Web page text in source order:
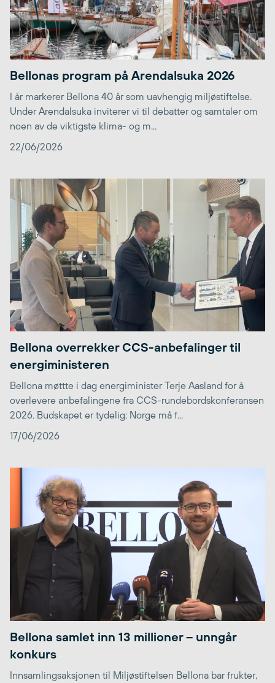
Bellonas program på Arendalsuka 2026
I år markerer Bellona 40 år som uavhengig miljøstiftelse.
Under Arendalsuka inviterer vi til debatter og samtaler om
noen av de viktigste klima- og m...
22/06/2026
Bellona overrekker CCS-anbefalinger til
energiministeren
Bellona møttte i dag energiminister Terje Aasland for å
overlevere anbefalingene fra CCS-rundebordskonferansen
2026. Budskapet er tydelig: Norge må f...
17/06/2026
Bellona samlet inn 13 millioner – unngår
konkurs
Innsamlingsaksjonen til Miljøstiftelsen Bellona bar frukter,